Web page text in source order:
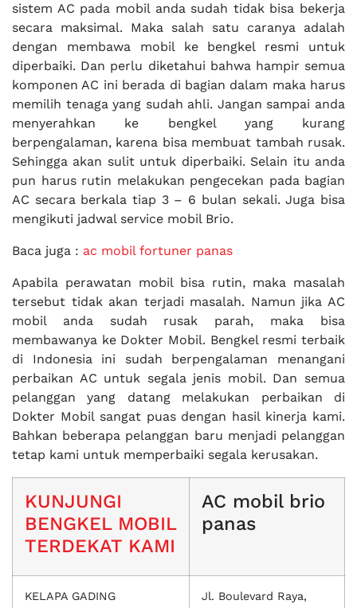
sistem AC pada mobil anda sudah tidak bisa bekerja
secara maksimal. Maka salah satu caranya adalah
dengan membawa mobil ke bengkel resmi untuk
diperbaiki. Dan perlu diketahui bahwa hampir semua
komponen AC ini berada di bagian dalam maka harus
memilih tenaga yang sudah ahli. Jangan sampai anda
menyerahkan ke bengkel yang kurang
berpengalaman, karena bisa membuat tambah rusak.
Sehingga akan sulit untuk diperbaiki. Selain itu anda
pun harus rutin melakukan pengecekan pada bagian
AC secara berkala tiap 3 – 6 bulan sekali. Juga bisa
mengikuti jadwal service mobil Brio.
Baca juga : ac mobil fortuner panas
Apabila perawatan mobil bisa rutin, maka masalah
tersebut tidak akan terjadi masalah. Namun jika AC
mobil anda sudah rusak parah, maka bisa
membawanya ke Dokter Mobil. Bengkel resmi terbaik
di Indonesia ini sudah berpengalaman menangani
perbaikan AC untuk segala jenis mobil. Dan semua
pelanggan yang datang melakukan perbaikan di
Dokter Mobil sangat puas dengan hasil kinerja kami.
Bahkan beberapa pelanggan baru menjadi pelanggan
tetap kami untuk memperbaiki segala kerusakan.
KUNJUNGI
BENGKEL MOBIL
TERDEKAT KAMI
AC mobil brio
panas
KELAPA GADING
Jl. Boulevard Raya,